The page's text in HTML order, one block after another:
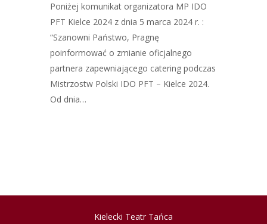
Poniżej komunikat organizatora MP IDO
PFT Kielce 2024 z dnia 5 marca 2024 r. :
“Szanowni Państwo, Pragnę
poinformować o zmianie oficjalnego
partnera zapewniającego catering podczas
Mistrzostw Polski IDO PFT – Kielce 2024.
Od dnia…
Kielecki Teatr Tańca